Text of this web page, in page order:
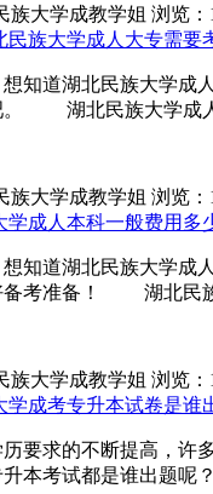
族大学成教学姐 浏览：
民族大学成人大专需要
道湖北民族大学成人
。 湖北民族大学成
族大学成教学姐 浏览：
学成人本科一般费用多
道湖北民族大学成人
备考准备！ 湖北民
族大学成教学姐 浏览：
学成考专升本试卷是谁
要求的不断提高，许
本考试都是谁出题呢